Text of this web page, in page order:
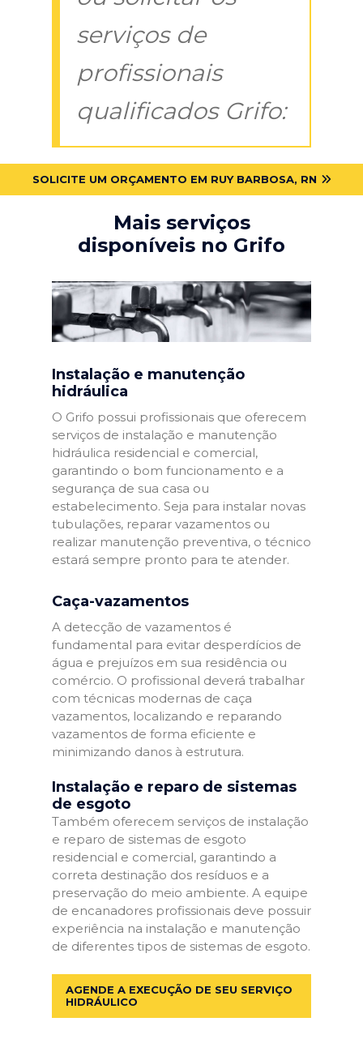
serviços de
profissionais
qualificados Grifo:
SOLICITE UM ORÇAMENTO EM RUY BARBOSA, RN
Mais serviços
disponíveis no Grifo
Instalação e manutenção
hidráulica
O Grifo possui profissionais que oferecem
serviços de instalação e manutenção
hidráulica residencial e comercial,
garantindo o bom funcionamento e a
segurança de sua casa ou
estabelecimento. Seja para instalar novas
tubulações, reparar vazamentos ou
realizar manutenção preventiva, o técnico
estará sempre pronto para te atender.
Caça-vazamentos
A detecção de vazamentos é
fundamental para evitar desperdícios de
água e prejuízos em sua residência ou
comércio. O profissional deverá trabalhar
com técnicas modernas de caça
vazamentos, localizando e reparando
vazamentos de forma eficiente e
minimizando danos à estrutura.
Instalação e reparo de sistemas
de esgoto
Também oferecem serviços de instalação
e reparo de sistemas de esgoto
residencial e comercial, garantindo a
correta destinação dos resíduos e a
preservação do meio ambiente. A equipe
de encanadores profissionais deve possuir
experiência na instalação e manutenção
de diferentes tipos de sistemas de esgoto.
AGENDE A EXECUÇÃO DE SEU SERVIÇO
HIDRÁULICO